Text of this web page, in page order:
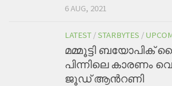
6 AUG, 2021
LATEST /STARBYTES /
മമ്മൂട്ടി ബയോപിക്
പിന്നിലെ കാരണം
ജൂഡ് ആന്‍റണി